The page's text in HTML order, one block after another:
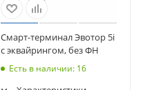
Смарт-терминал Эвотор 5i
с эквайрингом, без ФН
Есть в наличии: 16